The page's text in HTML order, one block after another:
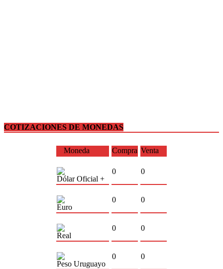
COTIZACIONES DE MONEDAS
Moneda Compra Venta
Dólar Oficial +
0 0
Euro
0 0
Real
0 0
Peso Uruguayo
0 0